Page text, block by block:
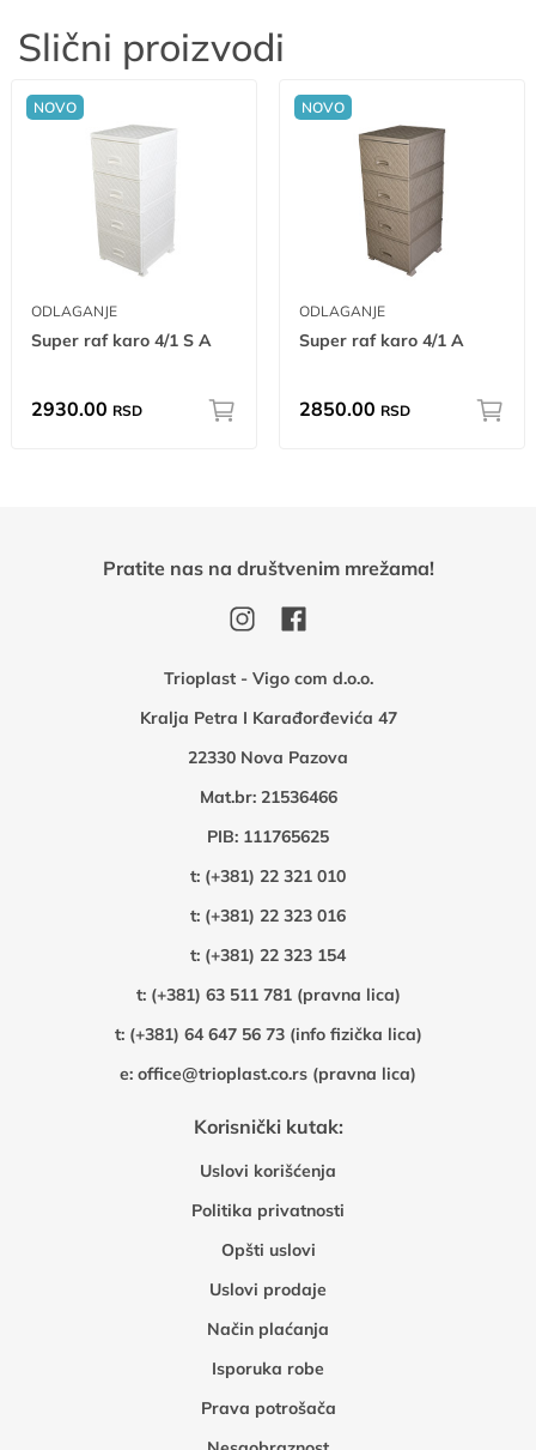
Slični proizvodi
NOVO
ODLAGANJE
Super raf karo 4/1 S A
2930.00 RSD
NOVO
ODLAGANJE
Super raf karo 4/1 A
2850.00 RSD
Trioplast - Vigo com d.o.o.
Kralja Petra I Karađorđevića 47
22330 Nova Pazova
Mat.br: 21536466
PIB: 111765625
t: (+381) 22 321 010
t: (+381) 22 323 016
t: (+381) 22 323 154
t: (+381) 63 511 781 (pravna lica)
t: (+381) 64 647 56 73 (info fizička lica)
e: office@trioplast.co.rs (pravna lica)
Korisnički kutak:
Uslovi korišćenja
Politika privatnosti
Opšti uslovi
Uslovi prodaje
Način plaćanja
Isporuka robe
Prava potrošača
Pratite nas na društvenim mrežama!